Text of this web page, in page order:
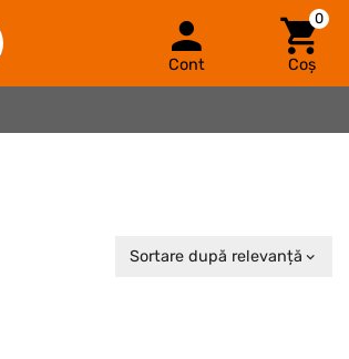
Cont Coș
0
Sortare după relevanță